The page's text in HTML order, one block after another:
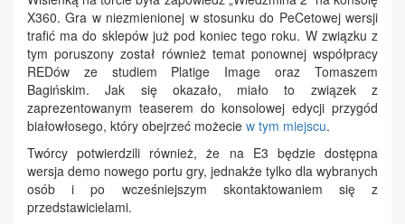
X360. Gra w niezmienionej w stosunku do PeCetowej wersji
trafić ma do sklepów już pod koniec tego roku. W związku z
tym poruszony został również temat ponownej współpracy
REDów ze studiem Platige Image oraz Tomaszem
Bagińskim. Jak się okazało, miało to związek z
zaprezentowanym teaserem do konsolowej edycji przygód
białowłosego, który obejrzeć możecie w tym miejscu.
Twórcy potwierdzili również, że na E3 będzie dostępna
wersja demo nowego portu gry, jednakże tylko dla wybranych
osób i po wcześniejszym skontaktowaniem się z
przedstawicielami.